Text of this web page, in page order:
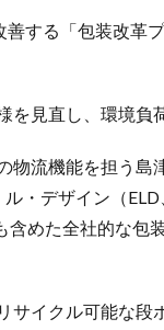
する「包装改革
見直し、環境負
流機能を担う島
・デザイン（
めた全社的な包
サイクル可能な段